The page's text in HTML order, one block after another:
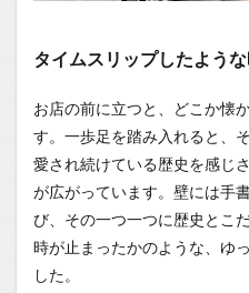
いつま
でも続
いてほ
しい、
街の洋
食屋さ
ん
1.1
タイムスリップしたよう
お店の前に立つと、どこか懐
す。一歩足を踏み入れると、
愛され続けている歴史を感じ
が広がっています。壁には手
び、その一つ一つに歴史とこ
時が止まったかのような、ゆ
した。